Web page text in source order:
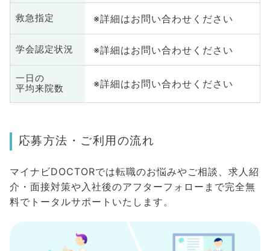
救急指定 ※詳細はお問い合わせください
学会認定状況 ※詳細はお問い合わせください
一日の
平均来院数
※詳細はお問い合わせください
応募方法・ご利用の流れ
マイナビDOCTORでは転職のお悩みやご相談、求人紹
介・面接対策や入社後のアフターフォローまで完全無
料でトータルサポートいたします。